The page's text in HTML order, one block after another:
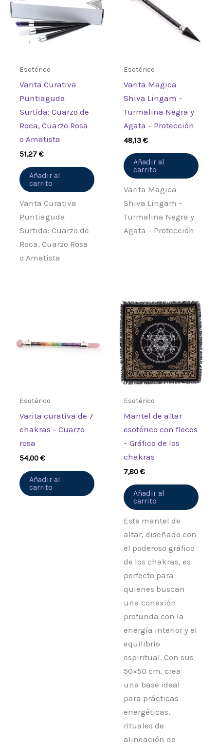
Esotérico
Varita Curativa
Puntiaguda
Surtida: Cuarzo de
Roca, Cuarzo Rosa
o Amatista
51,27€
Añadir al
carrito
Varita Curativa
Puntiaguda
Surtida: Cuarzo de
Roca, Cuarzo Rosa
o Amatista
Esotérico
Varita Magica
Shiva Lingam –
Turmalina Negra y
Agata – Protección
48,13€
Añadir al
carrito
Varita Magica
Shiva Lingam –
Turmalina Negra y
Agata – Protección
Esotérico
Varita curativa de 7
chakras – Cuarzo
rosa
54,00€
Añadir al
carrito
Esotérico
Mantel de altar
esotérico con flecos
– Gráfico de los
chakras
7,80€
Añadir al
carrito
Este mantel de
altar, diseñado con
el poderoso gráfico
de los chakras, es
perfecto para
quienes buscan
una conexión
profunda con la
energía interior y el
equilibrio
espiritual. Con sus
50×50 cm, crea
una base ideal
para prácticas
energéticas,
rituales de
alineación de